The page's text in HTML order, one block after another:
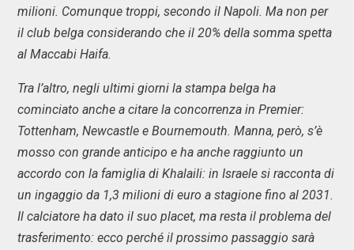
milioni. Comunque troppi, secondo il Napoli. Ma non per
il club belga considerando che il 20% della somma spetta
al Maccabi Haifa.
Tra l’altro, negli ultimi giorni la stampa belga ha
cominciato anche a citare la concorrenza in Premier:
Tottenham, Newcastle e Bournemouth. Manna, però, s’è
mosso con grande anticipo e ha anche raggiunto un
accordo con la famiglia di Khalaili: in Israele si racconta di
un ingaggio da 1,3 milioni di euro a stagione fino al 2031.
Il calciatore ha dato il suo placet, ma resta il problema del
trasferimento: ecco perché il prossimo passaggio sarà